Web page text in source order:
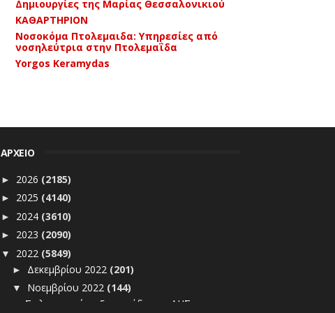
Δημιουργίες της Μαρίας Θεσσαλονικιού
ΚΑΘΑΡΤΗΡΙΟΝ
Νοσοκόμα Πτολεμαιδα: Υπηρεσίες από
νοσηλεύτρια στην Πτολεμαΐδα
Yorgos Keramydas
ΑΡΧΕΙΟ
► 2026 (2185)
► 2025 (4140)
► 2024 (3610)
► 2023 (2090)
▼ 2022 (5849)
► Δεκεμβρίου 2022 (201)
▼ Νοεμβρίου 2022 (144)
Σε λειτουργία η 5η μονάδα του ΑΗΣ